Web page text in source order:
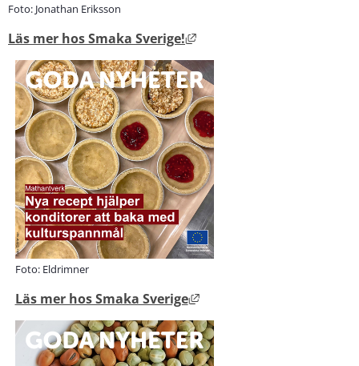
Foto: Jonathan Eriksson
Läs mer hos Smaka Sverige! Länk till annan
Foto: Eldrimner
Läs mer hos Smaka Sverige Länk till annan